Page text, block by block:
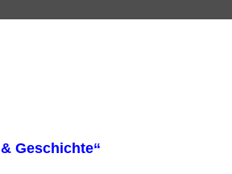
Geschichte“